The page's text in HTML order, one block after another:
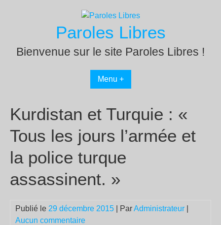
Paroles Libres
Bienvenue sur le site Paroles Libres !
Menu +
Kurdistan et Turquie : «
Tous les jours l’armée et
la police turque
assassinent. »
Publié le 29 décembre 2015 | ParAdministrateur
Aucun commentaire